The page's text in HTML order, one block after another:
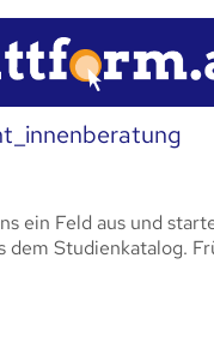
ein Feld aus und
dem Studienkatalog.